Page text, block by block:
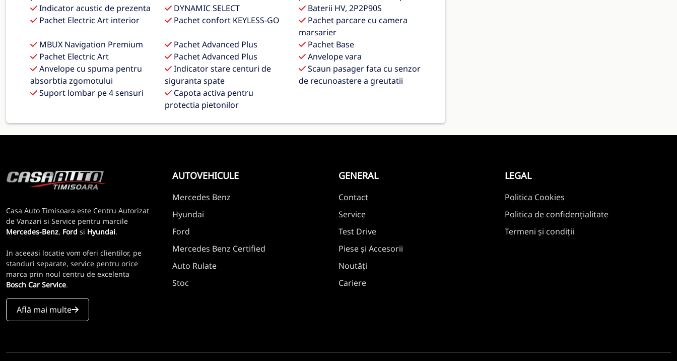
Indicator acustic de prezenta
DYNAMIC SELECT
Baterii HV, 2P2P90S
Pachet Electric Art interior
Pachet confort KEYLESS-GO
Pachet parcare cu camera
marsarier
MBUX Navigation Premium
Pachet Advanced Plus
Pachet Base
Pachet Electric Art
Pachet Advanced Plus
Anvelope vara
Anvelope cu spuma pentru
absorbtia zgomotului
Indicator stare centuri de
siguranta spate
Scaun pasager fata cu senzor
de recunoastere a greutatii
Suport lombar pe 4 sensuri
Capota activa pentru
protectia pietonilor
Casa Auto Timisoara este Centru Autorizat
de Vanzari si Service pentru marcile
Mercedes-Benz, Ford si Hyundai.
In aceeasi locatie vom oferi clientilor, pe
standuri separate, service pentru orice
marca prin noul centru de excelenta
Bosch Car Service.
Află mai multe
AUTOVEHICULE
Mercedes Benz
Hyundai
Ford
Mercedes Benz Certified
Auto Rulate
Stoc
GENERAL
Contact
Service
Test Drive
Piese și Accesorii
Noutăți
Cariere
LEGAL
Politica Cookies
Politica de confidențialitate
Termeni și condiții